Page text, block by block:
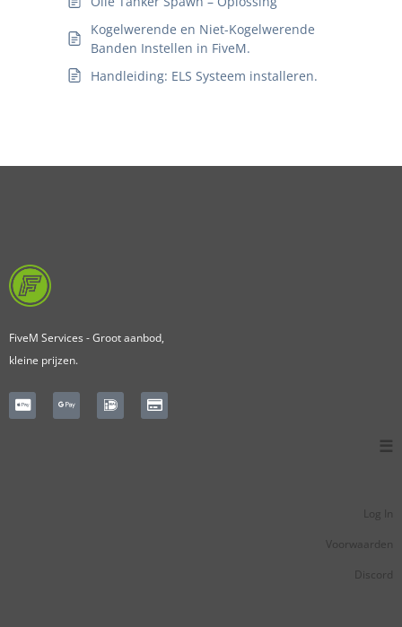
Kogelwerende en Niet-Kogelwerende
Banden Instellen in FiveM.
Handleiding: ELS Systeem installeren.
FiveM Services - Groot aanbod,
kleine prijzen.
☰
Log In
Voorwaarden
Discord